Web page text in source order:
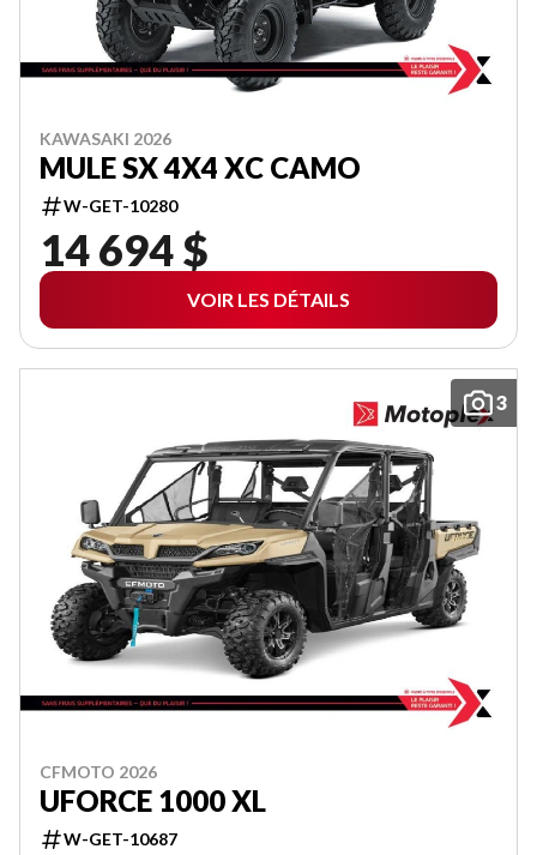
KAWASAKI 2026
MULE SX 4X4 XC CAMO
W-GET-10280
14 694 $
VOIR LES DÉTAILS
3
CFMOTO 2026
UFORCE 1000 XL
W-GET-10687